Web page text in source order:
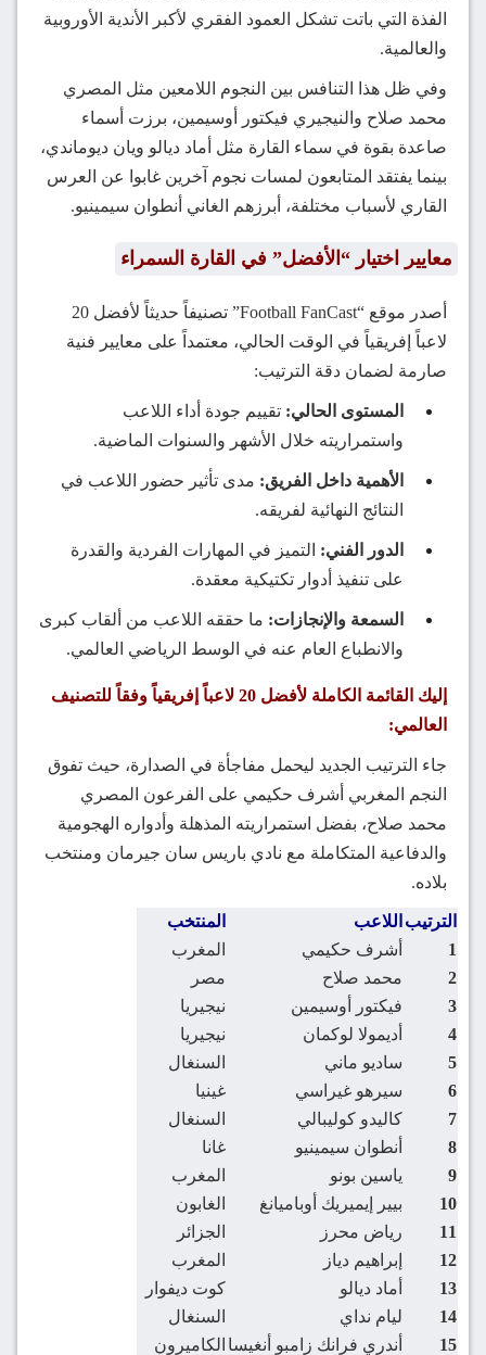
الفذة التي باتت تشكل العمود الفقري لأكبر الأندية الأوروبية
والعالمية.
وفي ظل هذا التنافس بين النجوم اللامعين مثل المصري
محمد صلاح والنيجيري فيكتور أوسيمين، برزت أسماء
صاعدة بقوة في سماء القارة مثل أماد ديالو ويان ديوماندي،
بينما يفتقد المتابعون لمسات نجوم آخرين غابوا عن العرس
القاري لأسباب مختلفة، أبرزهم الغاني أنطوان سيمينيو.
معايير اختيار “الأفضل” في القارة السمراء
أصدر موقع “Football FanCast” تصنيفاً حديثاً لأفضل 20
لاعباً إفريقياً في الوقت الحالي، معتمداً على معايير فنية
صارمة لضمان دقة الترتيب:
المستوى الحالي: تقييم جودة أداء اللاعب
واستمراريته خلال الأشهر والسنوات الماضية.
الأهمية داخل الفريق: مدى تأثير حضور اللاعب في
النتائج النهائية لفريقه.
الدور الفني: التميز في المهارات الفردية والقدرة
على تنفيذ أدوار تكتيكية معقدة.
السمعة والإنجازات: ما حققه اللاعب من ألقاب كبرى
والانطباع العام عنه في الوسط الرياضي العالمي.
إليك القائمة الكاملة لأفضل 20 لاعباً إفريقياً وفقاً للتصنيف
العالمي:
جاء الترتيب الجديد ليحمل مفاجأة في الصدارة، حيث تفوق
النجم المغربي أشرف حكيمي على الفرعون المصري
محمد صلاح، بفضل استمراريته المذهلة وأدواره الهجومية
والدفاعية المتكاملة مع نادي باريس سان جيرمان ومنتخب
بلاده.
الترتيب اللاعب
المنتخب
1
أشرف حكيمي
المغرب
2
محمد صلاح
مصر
3
فيكتور أوسيمين
نيجيريا
4
أديمولا لوكمان
نيجيريا
5
ساديو ماني
السنغال
6
سيرهو غيراسي
غينيا
7
كاليدو كوليبالي
السنغال
8
أنطوان سيمينيو
غانا
9
ياسين بونو
المغرب
10
بيير إيميريك أوباميانغ
الغابون
11
رياض محرز
الجزائر
12
إبراهيم دياز
المغرب
13
أماد ديالو
كوت ديفوار
14
ليام نداي
السنغال
15
أندري فرانك زامبو أنغيسا الكاميرون